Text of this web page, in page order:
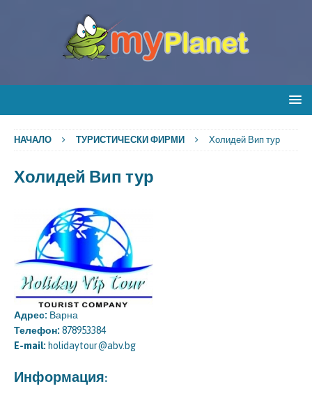
НАЧАЛО ТУРИСТИЧЕСКИ ФИРМИ Холидей Вип тур
Холидей Вип тур
Адрес: Варна
Телефон: 878953384
E-mail: holidaytour@abv.bg
Информация: